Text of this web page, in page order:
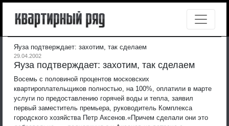
Яуза подтверждает: захотим, так сделаем
29.04.2002
Яуза подтверждает: захотим, так сделаем
Восемь с половиной процентов московских
квартироплательщиков полностью, на 100%, оплатили в марте
услуги по предоставлению горячей воды и тепла, заявил
первый заместитель премьера, руководитель Комплекса
городского хозяйства Петр Аксенов. «Причем сделали они это